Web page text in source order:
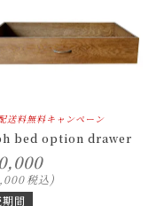
送料無料キャンペーン
bed option drawer
税込
間